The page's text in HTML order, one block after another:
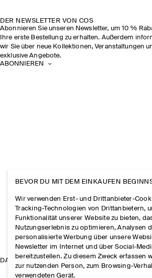
DER NEWSLETTER VON COS
Abonnieren Sie unseren Newsletter, um 10 %
Ihre erste Bestellung zu erhalten. Außerdem
wir Sie über neue Kollektionen, Veranstaltungen
exklusive Angebote.
ABONNIEREN
DAS UNTERNEHMEN
BEVOR DU MIT DEM EINKAUFEN
Wir verwenden Erst- und Drittanbieter-
Tracking-Technologien von Drittanbietern,
Funktionalität unserer Website zu bieten,
Nutzungserlebnis zu optimieren, Analysen
personalisierte Werbung über unsere
Newsletter im Internet und über Social-
bereitzustellen. Zu diesem Zweck erfassen
zur nutzenden Person, zum Browsing-
verwendeten Gerät.